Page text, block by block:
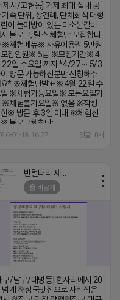
제시/고현동] 거제 최대 실내 공
가족 단위, 상견례, 단체회식 대형
이 놀이방이 있는 미소본갈비
블로그, 릴스 체험단 모집합니
※체험메뉴※ 자유이용권 5만원
집인원※ 5팀 ※모집기간※ 4
22일 수요일 까지 *4/27 ~ 5/3
방문 가능하신분만 신청해주
* ※체험단발표※ 4월 22일 수
※체험가능요일※ 모든요일가
※체험불가요일※ 없음 ※작성
※ 방문 후 3일 이내 ※체험신
블로그체험단:
forms.gle/
가능 체험권 금액 초과시 초과비
본인부담입니다.
04-18 16:27 댓글: 0개
비공개
구/남구/대명동] 한자리에서 20
넘게 해장국맛집으로 자리잡은